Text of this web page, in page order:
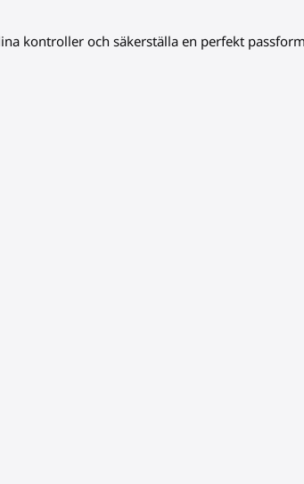
kontroller och säkerställa en perfekt